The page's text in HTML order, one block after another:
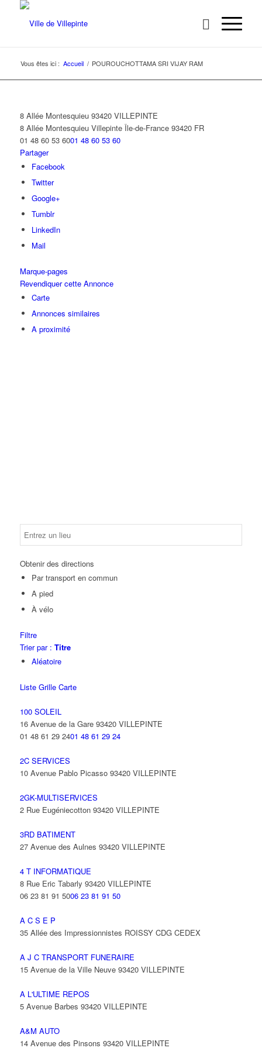
Vous êtes ici : Accueil / POUROUCHOTTAMA SRI VIJAY RAM
8 Allée Montesquieu 93420 VILLEPINTE
8 Allée Montesquieu Villepinte Île-de-France 93420 FR
01 48 60 53 6001 48 60 53 60
Partager
Facebook
Twitter
Google+
Tumblr
LinkedIn
Mail
Marque-pages
Revendiquer cette Annonce
Carte
Annonces similaires
A proximité
Obtenir des directions
Par transport en commun
A pied
À vélo
Filtre
Trier par : Titre
Aléatoire
Liste Grille Carte
100 SOLEIL
16 Avenue de la Gare 93420 VILLEPINTE
01 48 61 29 2401 48 61 29 24
2C SERVICES
10 Avenue Pablo Picasso 93420 VILLEPINTE
2GK-MULTISERVICES
2 Rue Eugéniecotton 93420 VILLEPINTE
3RD BATIMENT
27 Avenue des Aulnes 93420 VILLEPINTE
4 T INFORMATIQUE
8 Rue Eric Tabarly 93420 VILLEPINTE
06 23 81 91 5006 23 81 91 50
A C S E P
35 Allée des Impressionnistes ROISSY CDG CEDEX
A J C TRANSPORT FUNERAIRE
15 Avenue de la Ville Neuve 93420 VILLEPINTE
A L'ULTIME REPOS
5 Avenue Barbes 93420 VILLEPINTE
A&M AUTO
14 Avenue des Pinsons 93420 VILLEPINTE